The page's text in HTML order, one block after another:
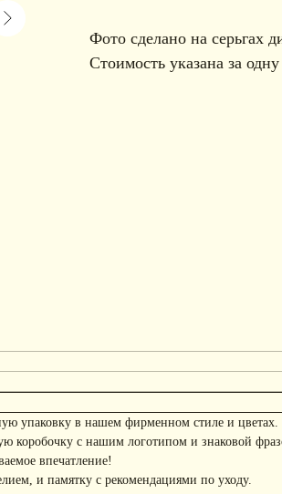
Фото сделано на серьгах
Стоимость указана за
упаковку в нашем фирменном стиле и цветах.
коробочку с нашим логотипом и знаковой
впечатление!
и памятку с рекомендациями по уходу.